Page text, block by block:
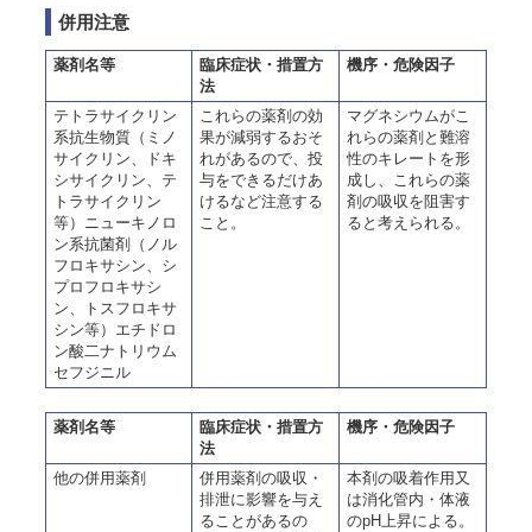
併用注意
薬剤名等
臨床症状・措置方
法
機序・危険因子
テトラサイクリン
系抗生物質（ミノ
サイクリン、ドキ
シサイクリン、テ
トラサイクリン
等）ニューキノロ
ン系抗菌剤（ノル
フロキサシン、シ
プロフロキサシ
ン、トスフロキサ
シン等）エチドロ
ン酸二ナトリウム
セフジニル
これらの薬剤の効
果が減弱するおそ
れがあるので、投
与をできるだけあ
けるなど注意する
こと。
マグネシウムがこ
れらの薬剤と難溶
性のキレートを形
成し、これらの薬
剤の吸収を阻害す
ると考えられる。
薬剤名等
臨床症状・措置方
法
機序・危険因子
他の併用薬剤
併用薬剤の吸収・
排泄に影響を与え
ることがあるの
本剤の吸着作用又
は消化管内・体液
のpH上昇による。